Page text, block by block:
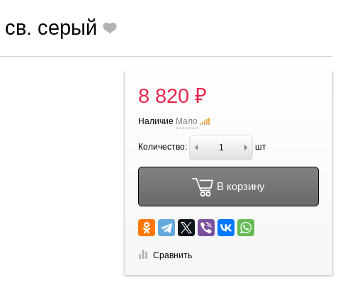
св. серый
8 820 ₽
Наличие Мало
Количество: шт
В корзину
Сравнить